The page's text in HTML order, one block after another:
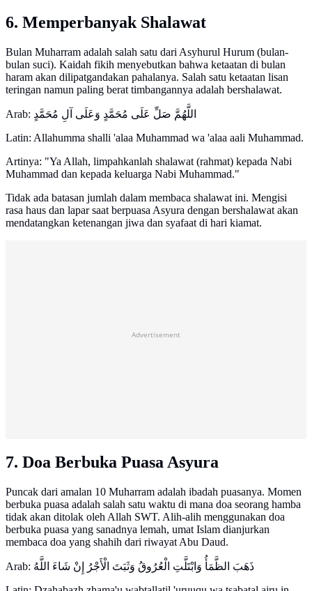
6. Memperbanyak Shalawat
Bulan Muharram adalah salah satu dari Asyhurul Hurum (bulan-
bulan suci). Kaidah fikih menyebutkan bahwa ketaatan di bulan
haram akan dilipatgandakan pahalanya. Salah satu ketaatan lisan
teringan namun paling berat timbangannya adalah bershalawat.
Arab: اللَّهُمَّ صَلِّ عَلَى مُحَمَّدٍ وَعَلَى آلِ مُحَمَّدٍ
Latin: Allahumma shalli 'alaa Muhammad wa 'alaa aali Muhammad.
Artinya: "Ya Allah, limpahkanlah shalawat (rahmat) kepada Nabi
Muhammad dan kepada keluarga Nabi Muhammad."
Tidak ada batasan jumlah dalam membaca shalawat ini. Mengisi
rasa haus dan lapar saat berpuasa Asyura dengan bershalawat akan
mendatangkan ketenangan jiwa dan syafaat di hari kiamat.
Advertisement
7. Doa Berbuka Puasa Asyura
Puncak dari amalan 10 Muharram adalah ibadah puasanya. Momen
berbuka puasa adalah salah satu waktu di mana doa seorang hamba
tidak akan ditolak oleh Allah SWT. Alih-alih menggunakan doa
berbuka puasa yang sanadnya lemah, umat Islam dianjurkan
membaca doa yang shahih dari riwayat Abu Daud.
Arab: ذَهَبَ الظَّمَأُ وَابْتَلَّتِ الْعُرُوقُ وَثَبَتَ الْأَجْرُ إِنْ شَاءَ اللَّهُ